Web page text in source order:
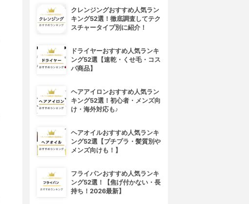
クレンジングおすすめ人気ラン
キング52選！徹底調査してテク
スチャータイプ別に紹介！
ドライヤーおすすめ人気ランキ
ング52選【速乾・くせ毛・コス
パ商品】
ヘアアイロンおすすめ人気ラン
キング52選！初心者・メンズ向
け・海外対応も♪
ヘアオイルおすすめ人気ランキ
ング52選【プチプラ・髪質別や
メンズ向けも！】
フライパンおすすめ人気ランキ
ング52選！【焦げ付かない・長
持ち！2026最新】